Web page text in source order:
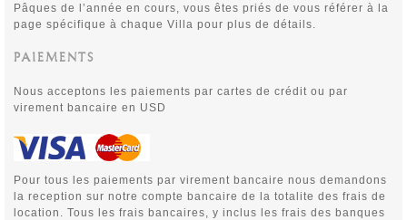
Pâques de l’année en cours, vous êtes priés de vous référer à la
page spécifique à chaque Villa pour plus de détails.
PAIEMENTS
Nous acceptons les paiements par cartes de crédit ou par
virement bancaire en USD
Pour tous les paiements par virement bancaire nous demandons
la reception sur notre compte bancaire de la totalite des frais de
location. Tous les frais bancaires, y inclus les frais des banques